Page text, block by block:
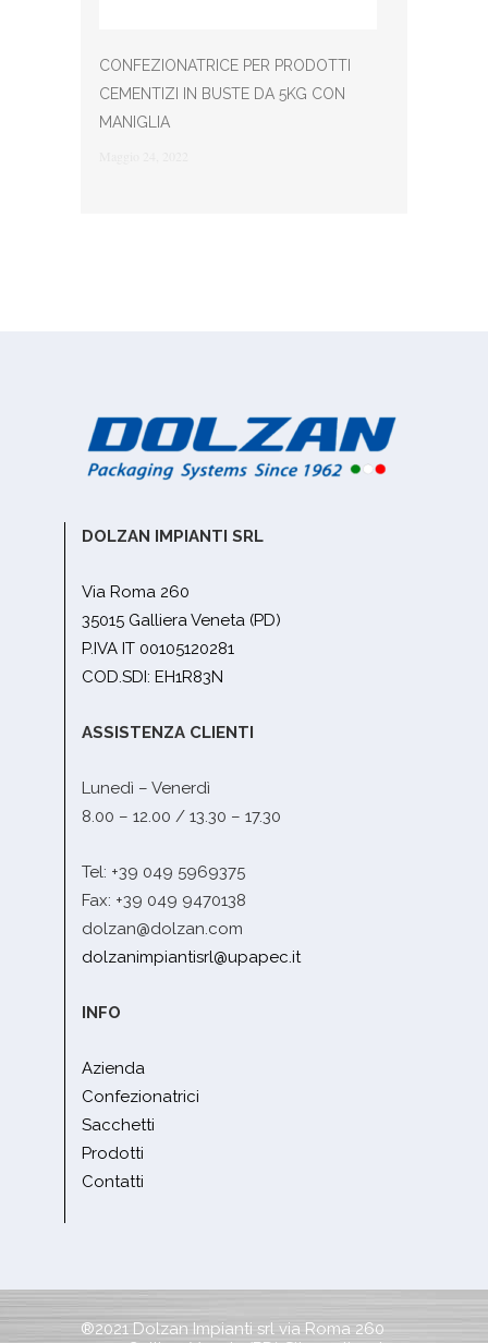
CONFEZIONATRICE PER PRODOTTI
CEMENTIZI IN BUSTE DA 5KG CON
MANIGLIA
DOLZAN IMPIANTI SRL
Via Roma 260
35015 Galliera Veneta (PD)
P.IVA IT 00105120281
COD.SDI: EH1R83N
ASSISTENZA CLIENTI
Lunedì – Venerdì
8.00 – 12.00 / 13.30 – 17.30
Tel: +39 049 5969375
Fax: +39 049 9470138
dolzan@dolzan.com
dolzanimpiantisrl@upapec.it
INFO
Azienda
Confezionatrici
Sacchetti
Prodotti
Contatti
®2021 Dolzan Impianti srl via Roma 260